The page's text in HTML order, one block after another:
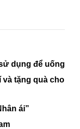
dụng để uống
và tặng quà cho
ái”